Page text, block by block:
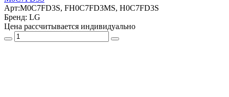
Арт:M0C7FD3S, FH0C7FD3MS, H0C7FD3S
Бренд: LG
Цена рассчитывается индивидуально